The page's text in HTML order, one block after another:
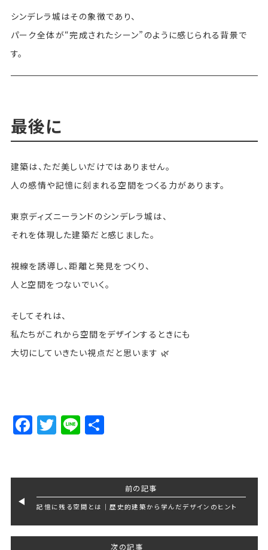
シンデレラ城はその象徴であり、
パーク全体が“完成されたシーン”のように感じられる背景で
す。
最後に
建築は、ただ美しいだけではありません。
人の感情や記憶に刻まれる空間をつくる力があります。
東京ディズニーランドのシンデレラ城は、
それを体現した建築だと感じました。
視線を誘導し、距離と発見をつくり、
人と空間をつないでいく。
そしてそれは、
私たちがこれから空間をデザインするときにも
大切にしていきたい視点だと思います 🌿
Facebook
Twitter
LineShare
前の記事
記憶に残る空間とは｜歴史的建築から学んだデザインのヒント
次の記事